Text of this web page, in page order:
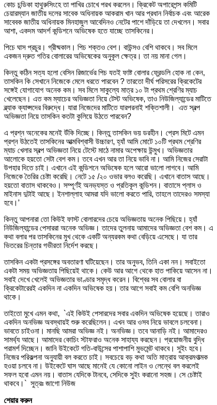
কোচ চন্ডিকা হাথুরুসিংহে তা পাখির চোখে পরখ করলেন। ক্রিকেট অপারেশন্স কমিটি
চেয়ারম্যান জাতীয় দলের সাবেক অধিনায়ক আকরাম খান আর প্রধান নির্বাচক এবং আরেক
সাবেবক জাতীয় অধিনায়ক মিনহাজুল আবেদিনও নেটের পাশে দাঁড়িয়ে তা দেখলেন। সবার
আশা, একদম আদর্শ কন্ডিশনে অভিষেক হতে যাচ্ছে তাসকিনের।
পিচে ঘাস প্রচুর। গ্রীষ্মকাল। পিচ শক্তও বেশ। বাউন্সও বেশি থাকবে। সব মিলে
একজন দ্রুত গতির বোলারের অভিষেকের অনুকূল ক্ষেত্র। তা নয় মানা গেল।
কিন্তু কঠিন সত্য হলো বেসিন রিজার্ভের পিচ যতই ফাষ্ট বোলার ফ্রেন্ডলি হোক না কেন,
তাসকিন কি সেখানে নিজেকে মেলে ধরতে পারবেন ? তারতো দীর্ঘ পরিসরের ক্রিকেটের
সঙ্গেই যোগাযোগ অনেক কম। সব মিলে সাকুল্যে মাত্র ১০ টা প্রথম শ্রেণির ম্যাচ
খেলেছেন। এত কম ম্যাচের অভিজ্ঞতা নিয়ে টেস্ট অভিষেক, তাও নিউজিল্যান্ডের মাটিতে
ব্ল্যাক ক্যাপ্সদের বিরুদ্ধে। যারা নিজেদের মাটিতে যারপরনাই শক্তিশালী। এত স্বল্প
অভিজ্ঞতা নিয়ে তাসকিন কতটা কুলিয়ে উঠতে পারবেন?
এ প্রশ্ন অনেকের মনেই উঁকি দিচ্ছে। কিন্তু তাসকিন ভয় ডরহীন। প্রেস মিটে এমন
প্রশ্ন উঠতেই তাসকিনের আত্মবিশ্বাসী উচ্চারণ, হ্যাঁ আমি মোটে ১০টি প্রথম শ্রেণির
ম্যাচ খেলার স্বল্প অভিজ্ঞতা নিয়ে টেস্টে মাঠে নামার অপেক্ষায় উন্মুখ। অভিজ্ঞতার
আলোকে হয়তো সেটা বেশ কম। তবে এখন আর তা নিয়ে ভাবি না। আমি নিজের সেরাটা
উপহার দিতে চাই। এখানে এই কন্ডিশনে অভিষেক হলে আরো ভালো লাগবে। আমি
নিজেকে তৈরির চেষ্টা করেছি। নেটে ১৫ /২০ ওভার বলও করেছি। এখানে বাতাস আছে।
হয়তো বাতাস থাকবেও। সম্পূর্ণই অনভ্যস্ত ও প্রতিকূল কন্ডিশন। বাতাসে প্লাস ও
মাইনাস দুটাই আছে। ইনশাল্লাহ আমরা যদি ভালো করতে পারি, তাহলে তাদেরও সমস্যা
হবে।’
কিন্তু আপনারা তো কিউই ফাস্ট বোলারদের চেয়ে অভিজ্ঞতায় অনেক পিছিয়ে। হ্যাঁ
নিউজিল্যান্ডের পেসাররা অনেক অভিজ্ঞ। তাদের তুলনায় আমাদের অভিজ্ঞতা বেশ কম। এ
কথা বলার পর তাসকিনের মুখ থেকে একটি অন্যরকম কথা বেড়িয়ে এসেছে। যা তার
ভিতরের চিন্তার গভীরতা নির্দেশ করছে।
তাসকিন একটা প্রসঙ্গের অবতারণা ঘটিয়েছেন। তার অনুভব, তিনি একা নন। সবাইতো
একটা সময় অভিজ্ঞতায় পিছিয়েই থাকে। কেউ আর আগে থেকে হাত পাকিয়ে আসেন না।
সবাই দেখে খেলেই অভিজ্ঞতার ভাণ্ডার সমৃদ্ধ করেন। বিশ্বের সব বোলার বা
ক্রিকেটারেরই একদিন না একদিন অভিষেক হয়। তার আগে সবাই কম বেশি অনভিজ্ঞ
থাকে।
তাইতো মুখে এমন কথা, `এই কিউই পেসারদের সবার একদিন অভিষেক হয়েছে। তারাও
একদিন অনভিজ্ঞ অবস্থায়ই শুরু করেছিলেন। এখন আর ওসব নিয়ে ভাবলে চলবেনা।
ভাবতে চাইওনা। মানছি আমরা অভিজ্ঞ নই। অনভিজ্ঞ। তবে আনাড়ি নই। আমাদেরও
সামর্থ্য আছে। আমাদের কোচিং স্টাফরাও অনেক সাহায্য করছেন। প্রয়োজনীয় বুদ্ধি
পরামর্শ দিচ্ছেন। জানি উইকেটে গতি-বাউন্সের পাশাপাশি মুভমেন্ট থাকবে। সুইং হবে।
নিজের পরিকল্পনা অনুযায়ী বল করতে চাই। সবচেয়ে বড় কথা অতি মাত্রায় আক্রমণাত্মক
হওয়া চলবে না। উইকেটে ঘাস আছে মানেই যে কোনো লাইন ও লেন্থে বল করলেই
সফল হবো এমন নয়। বাতাস যেদিকে টানবে, সেদিকে সুইং করানো সহজ। সে চেষ্টাই
থাকবে।` সুত্রঃ জাগো নিউজ
শেয়ার করুন